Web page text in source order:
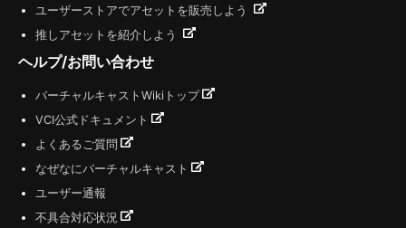
ユーザーストアでアセットを販売しよう
推しアセットを紹介しよう
ヘルプ/お問い合わせ
バーチャルキャストWikiトップ
VCI公式ドキュメント
よくあるご質問
なぜなにバーチャルキャスト
ユーザー通報
不具合対応状況